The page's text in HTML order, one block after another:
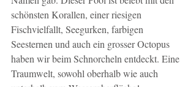
schönsten Korallen, einer riesigen
Fischvielfallt, Seegurken, farbigen
Seesternen und auch ein grosser Octopus
haben wir beim Schnorcheln entdeckt. Eine
Traumwelt, sowohl oberhalb wie auch